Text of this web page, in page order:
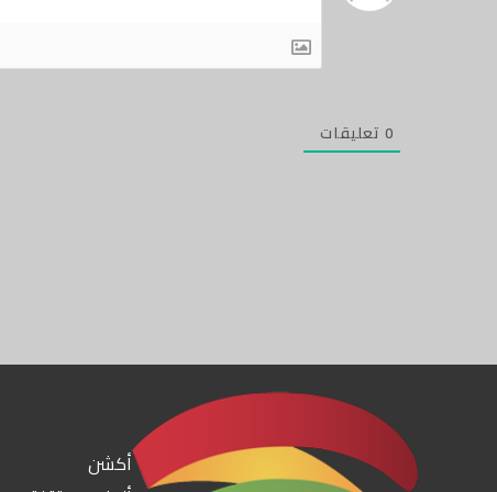
0 تعليقات
أكشن